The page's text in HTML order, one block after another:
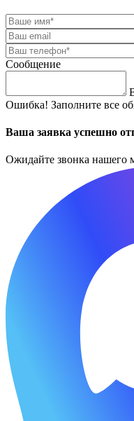
Сообщение
Ошибка! Заполните все
Ваша заявка успешно
Ожидайте звонка нашего